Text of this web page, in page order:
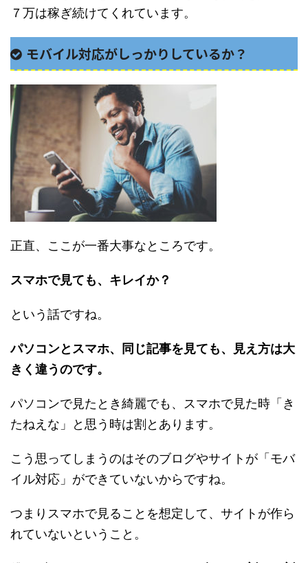
７万は稼ぎ続けてくれています。
モバイル対応がしっかりしているか？
正直、ここが一番大事なところです。
スマホで見ても、キレイか？
という話ですね。
パソコンとスマホ、同じ記事を見ても、見え方は大
きく違うのです。
パソコンで見たとき綺麗でも、スマホで見た時「き
たねえな」と思う時は割とあります。
こう思ってしまうのはそのブログやサイトが「モバ
イル対応」ができていないからですね。
つまりスマホで見ることを想定して、サイトが作ら
れていないということ。